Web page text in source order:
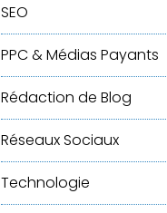
SEO
PPC & Médias Payants
Rédaction de Blog
Réseaux Sociaux
Technologie